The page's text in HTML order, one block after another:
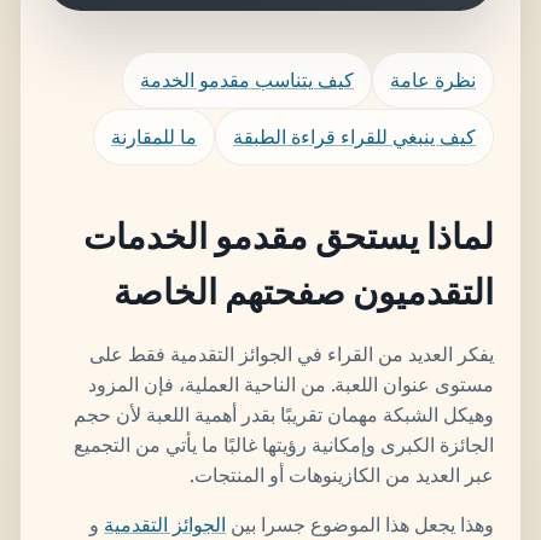
نظرة عامة كيف يتناسب مقدمو الخدمة
كيف ينبغي للقراء قراءة الطبقة ما للمقارنة
لماذا يستحق مقدمو الخدمات
التقدميون صفحتهم الخاصة
يفكر العديد من القراء في الجوائز التقدمية فقط على
مستوى عنوان اللعبة. من الناحية العملية، فإن المزود
وهيكل الشبكة مهمان تقريبًا بقدر أهمية اللعبة لأن حجم
الجائزة الكبرى وإمكانية رؤيتها غالبًا ما يأتي من التجميع
عبر العديد من الكازينوهات أو المنتجات.
وهذا يجعل هذا الموضوع جسرا بين الجوائز التقدمية و